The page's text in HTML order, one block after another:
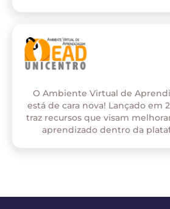
O Ambiente Virtual de
está de cara nova! Lançado em
traz recursos que visam
aprendizado dentro da